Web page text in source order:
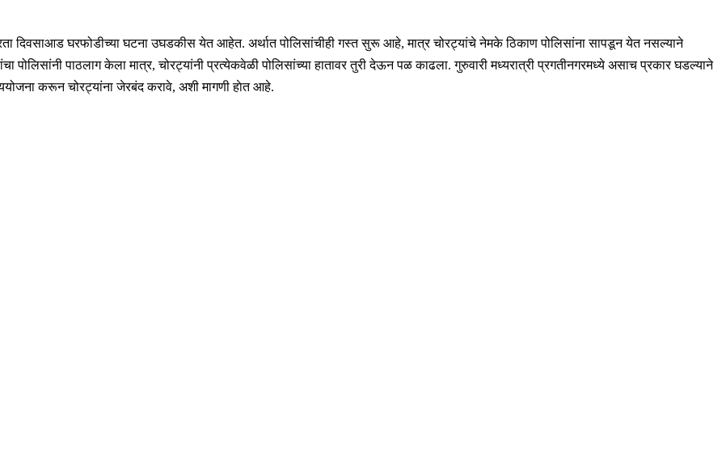
दिवसाआड घरफोडीच्या घटना उघडकीस येत आहेत. अर्थात पोलिसांचीही गस्त सुरू आहे, मात्र चोरट्यांचे नेमके ठिकाण पोलिसांना सापडून येत नसल्याने
पाठलाग केला मात्र, चोरट्यांनी प्रत्येकवेळी पोलिसांच्या हातावर तुरी देऊन पळ काढला. गुरुवारी मध्यरात्री प्रगतीनगरमध्ये असाच प्रकार घडल्याने
करून चोरट्यांना जेरबंद करावे, अशी मागणी हाेत आहे.